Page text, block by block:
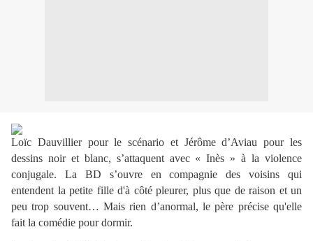
Loïc Dauvillier pour le scénario et Jérôme d’Aviau pour les
dessins noir et blanc, s’attaquent avec « Inès » à la violence
conjugale. La BD s’ouvre en compagnie des voisins qui
entendent la petite fille d'à côté pleurer, plus que de raison et un
peu trop souvent… Mais rien d’anormal, le père précise qu'elle
fait la comédie pour dormir.